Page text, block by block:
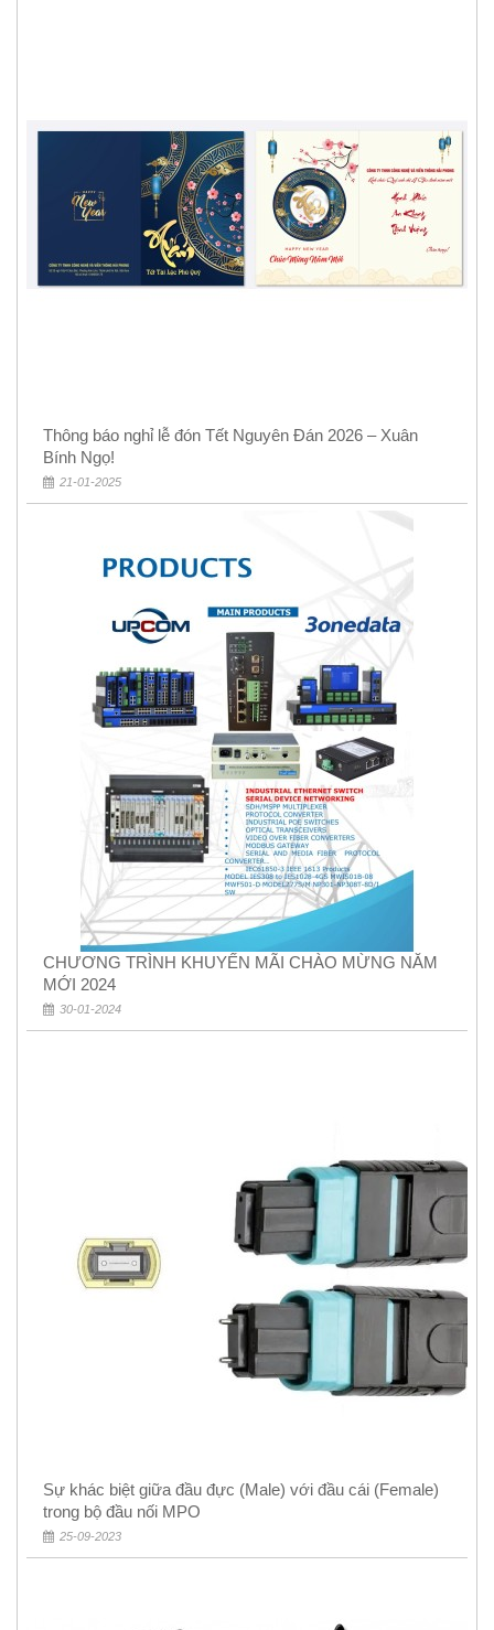
Thông báo nghỉ lễ đón Tết Nguyên Đán 2026 – Xuân
Bính Ngọ!
21-01-2025
CHƯƠNG TRÌNH KHUYẾN MÃI CHÀO MỪNG NĂM
MỚI 2024
30-01-2024
Sự khác biệt giữa đầu đực (Male) với đầu cái (Female)
trong bộ đầu nối MPO
25-09-2023